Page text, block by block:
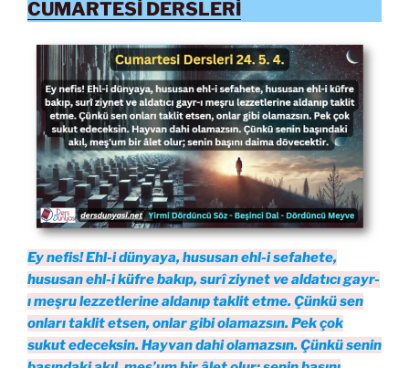
CUMARTESİ DERSLERİ
Ey nefis! Ehl-i dünyaya, hususan ehl-i sefahete,
hususan ehl-i küfre bakıp, surî ziynet ve aldatıcı gayr-
ı meşru lezzetlerine aldanıp taklit etme. Çünkü sen
onları taklit etsen, onlar gibi olamazsın. Pek çok
sukut edeceksin. Hayvan dahi olamazsın. Çünkü senin